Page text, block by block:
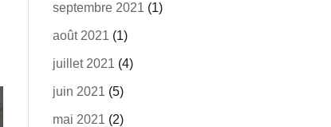
septembre 2021 (1)
août 2021 (1)
juillet 2021 (4)
juin 2021 (5)
mai 2021 (2)